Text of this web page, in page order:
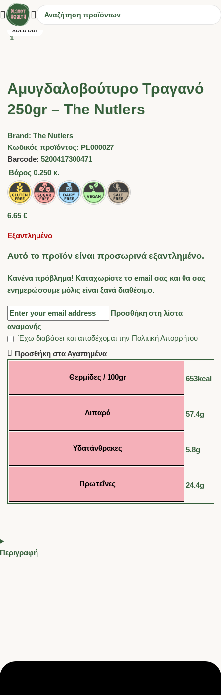
SOLD OUT
Αμυγδαλοβούτυρο Τραγανό
250gr – The Nutlers
Brand: Τhe Nutlers
Κωδικός προϊόντος: PL000027
Barcode: 5200417300471
Βάρος 0.250 κ.
6.65 €
Εξαντλημένο
Αυτό το προϊόν είναι προσωρινά εξαντλημένο.
Κανένα πρόβλημα! Καταχωρίστε το email σας και θα σας
ενημερώσουμε μόλις είναι ξανά διαθέσιμο.
Προσθήκη στη λίστα
αναμονής
Έχω διαβάσει και αποδέχομαι την Πολιτική Απορρήτου
Προσθήκη στα Αγαπημένα
Θερμίδες / 100gr 653kcal
Λιπαρά 57.4g
Υδατάνθρακες 5.8g
Πρωτεΐνες 24.4g
Περιγραφή